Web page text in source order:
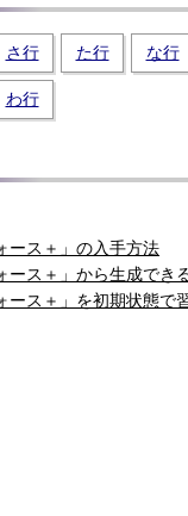
さ行 た行 な行
わ行
ース＋」の入手方法
ース＋」から生成でき
ース＋」を初期状態で